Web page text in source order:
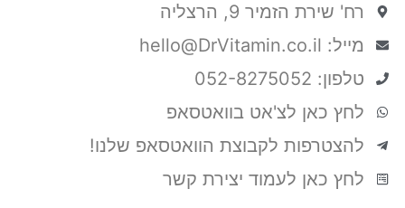
רח' שירת הזמיר 9, הרצליה
מייל: hello@DrVitamin.co.il
טלפון: 052-8275052
לחץ כאן לצ'אט בוואטסאפ
להצטרפות לקבוצת הוואטסאפ שלנו!
לחץ כאן לעמוד יצירת קשר